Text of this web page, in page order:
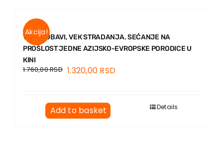
Akcija!
VEК LJUBAVI, VEК STRADANJA. SEĆANJE NA
PROŠLOST JEDNE AZIJSKO-EVROPSKE PORODICE U
КINI
1.760,00RSD 1.320,00 RSD
Add to basket Details